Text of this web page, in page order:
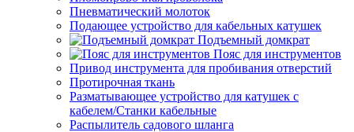
Пневматический молоток
Подающее устройство для кабельных катушек
Подъемный домкрат
Пояс для инструментов
Привод инструмента для пробивания отверстий
Протирочная ткань
Разматывающее устройство для катушек с
кабелем/Станки кабельные
Распылитель садового шланга